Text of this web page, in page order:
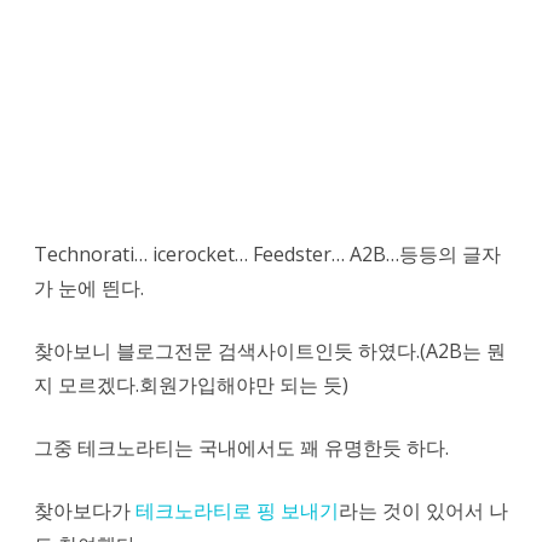
Technorati… icerocket… Feedster… A2B…등등의 글자
가 눈에 띈다.
찾아보니 블로그전문 검색사이트인듯 하였다.(A2B는 뭔
지 모르겠다.회원가입해야만 되는 듯)
그중 테크노라티는 국내에서도 꽤 유명한듯 하다.
찾아보다가테크노라티로 핑 보내기라는 것이 있어서 나